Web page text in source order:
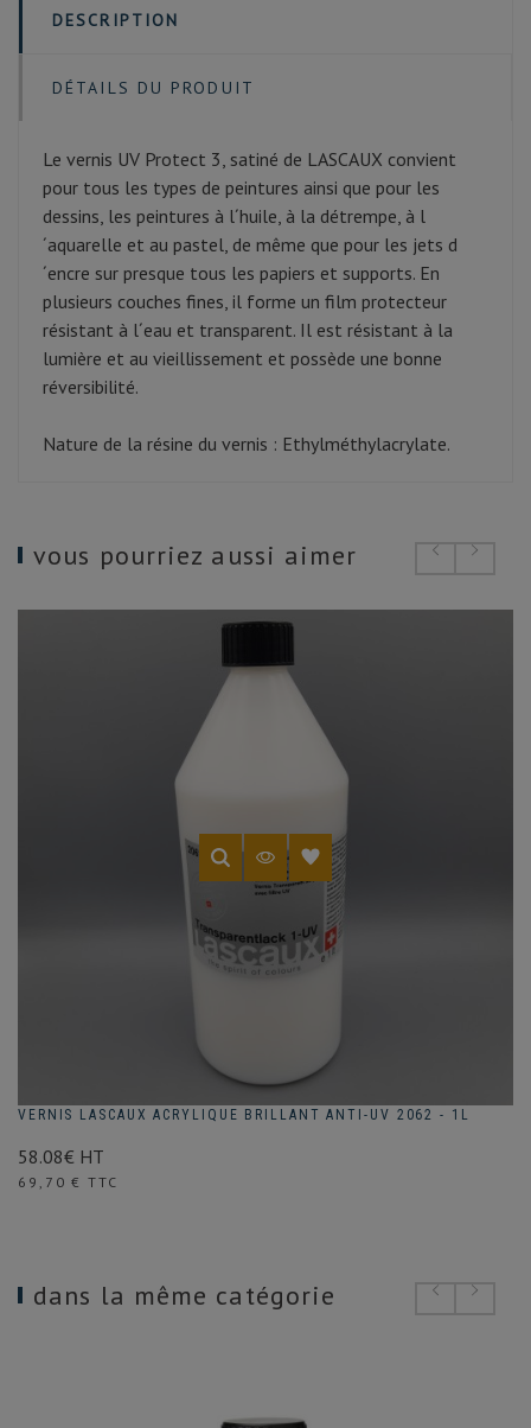
DESCRIPTION
DÉTAILS DU PRODUIT
Le vernis UV Protect 3, satiné de LASCAUX convient
pour tous les types de peintures ainsi que pour les
dessins, les peintures à l´huile, à la détrempe, à l
´aquarelle et au pastel, de même que pour les jets d
´encre sur presque tous les papiers et supports. En
plusieurs couches fines, il forme un film protecteur
résistant à l´eau et transparent. Il est résistant à la
lumière et au vieillissement et possède une bonne
réversibilité.
Nature de la résine du vernis : Ethylméthylacrylate.
vous pourriez aussi aimer
VERNIS LASCAUX ACRYLIQUE BRILLANT ANTI-UV 2062 - 1L
58.08€ HT
Prix
69,70 € TTC
dans la même catégorie